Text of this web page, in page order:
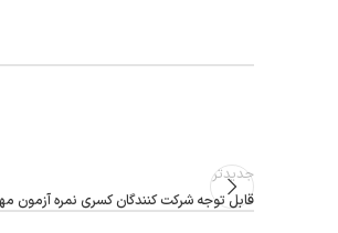
جدیدتر
قابل توجه شرکت کنندگان کسری نمره آزمون مهر